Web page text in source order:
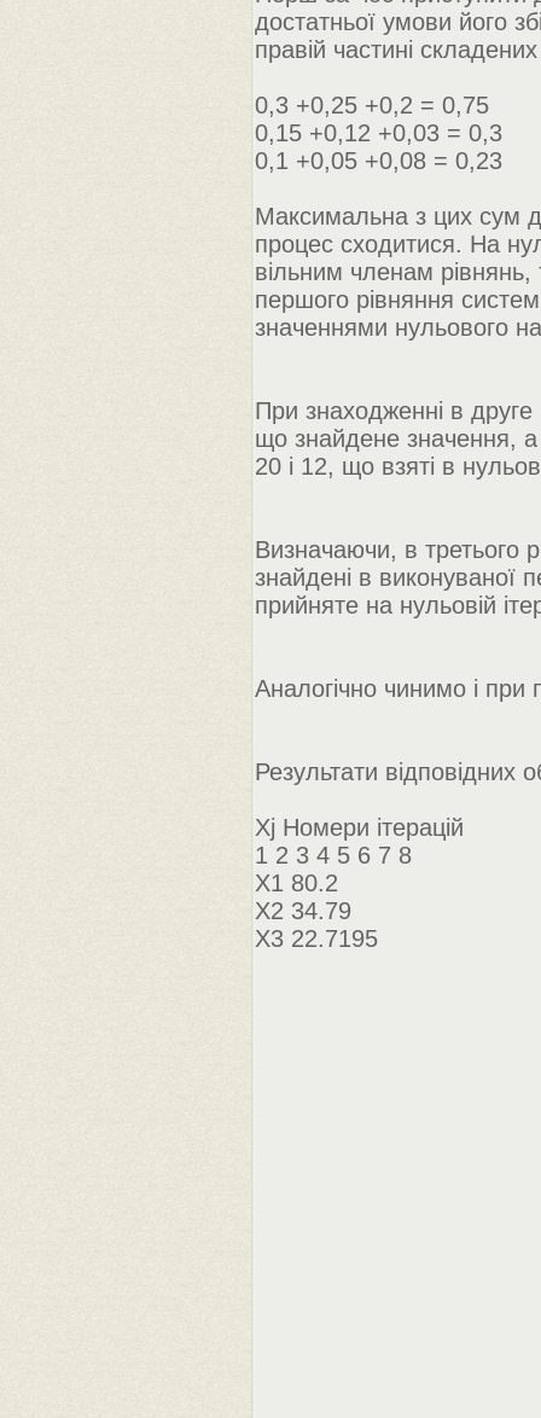
достатньої умови його
правій частині складених
0,3 +0,25 +0,2 = 0,75
0,15 +0,12 +0,03 = 0,3
0,1 +0,05 +0,08 = 0,23
Максимальна з цих сум
процес сходитися. На
вільним членам
першого рівняння
значеннями нульового
При знаходженні в друге
що знайдене значення, а
20 і 12, що взяті в
Визначаючи, в третього
знайдені в виконуваної
прийняте на нульовій
Аналогічно чинимо і при
Результати відповідних
Xj Номери ітерацій
1 2 3 4 5 6 7 8
X1 80.2
X2 34.79
X3 22.7195